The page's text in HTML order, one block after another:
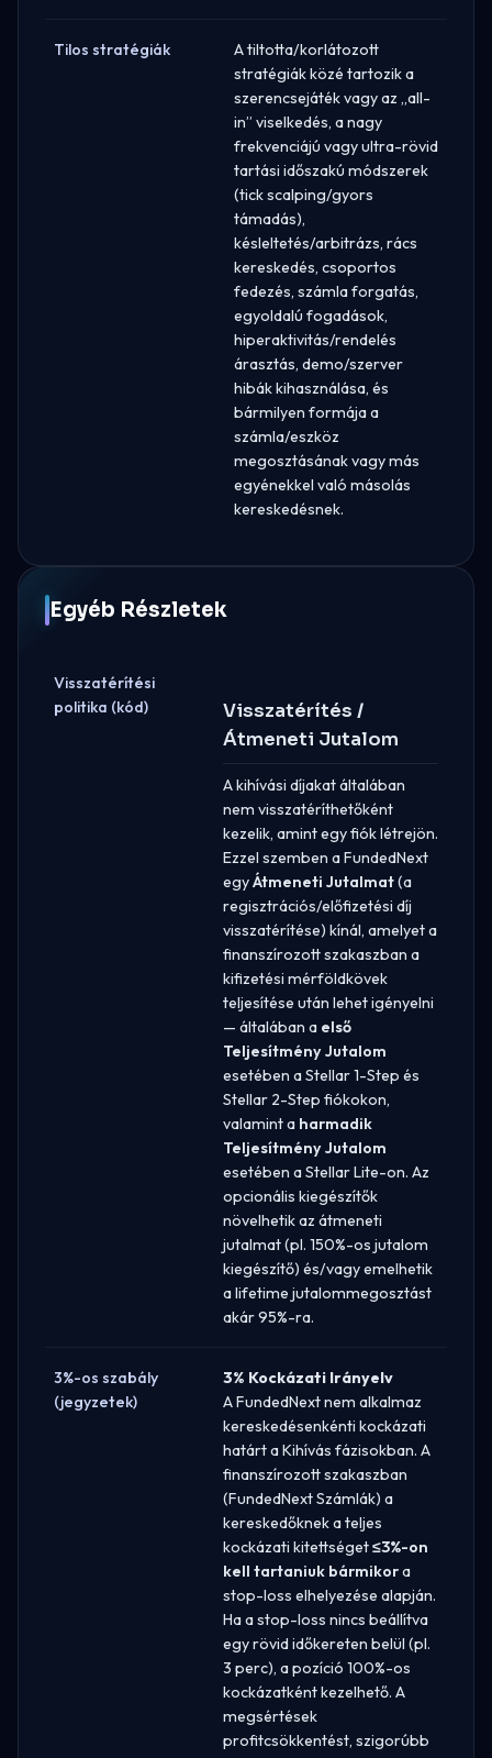
Tilos stratégiák
A tiltotta/korlátozott
stratégiák közé tartozik a
szerencsejáték vagy az „all-
in” viselkedés, a nagy
frekvenciájú vagy ultra-rövid
tartási időszakú módszerek
(tick scalping/gyors
támadás),
késleltetés/arbitrázs, rács
kereskedés, csoportos
fedezés, számla forgatás,
egyoldalú fogadások,
hiperaktivitás/rendelés
árasztás, demo/szerver
hibák kihasználása, és
bármilyen formája a
számla/eszköz
megosztásának vagy más
egyénekkel való másolás
kereskedésnek.
Egyéb Részletek
Visszatérítési
politika (kód)
Visszatérítés /
Átmeneti Jutalom
A kihívási díjakat általában
nem visszatéríthetőként
kezelik, amint egy fiók létrejön.
Ezzel szemben a FundedNext
egyÁtmeneti Jutalmat(a
regisztrációs/előfizetési díj
visszatérítése) kínál, amelyet a
finanszírozott szakaszban a
kifizetési mérföldkövek
teljesítése után lehet igényelni
— általában a első
Teljesítmény Jutalom
esetében a Stellar 1-Step és
Stellar 2-Step fiókokon,
valamint a harmadik
Teljesítmény Jutalom
esetében a Stellar Lite-on. Az
opcionális kiegészítők
növelhetik az átmeneti
jutalmat (pl. 150%-os jutalom
kiegészítő) és/vagy emelhetik
a lifetime jutalommegosztást
akár 95%-ra.
3%-os szabály
(jegyzetek)
3% Kockázati Irányelv
A FundedNext nem alkalmaz
kereskedésenkénti kockázati
határt a Kihívás fázisokban. A
finanszírozott szakaszban
(FundedNext Számlák) a
kereskedőknek a teljes
kockázati kitettséget≤3%-on
kell tartaniuk bármikora
stop-loss elhelyezése alapján.
Ha a stop-loss nincs beállítva
egy rövid időkereten belül (pl.
3 perc), a pozíció 100%-os
kockázatként kezelhető. A
megsértések
profitcsökkentést, szigorúbb